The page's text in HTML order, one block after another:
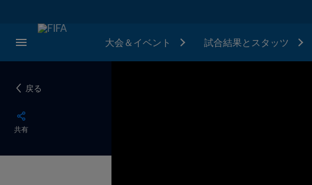
大会＆イベント 試合結果とスタッツ
戻る
共有